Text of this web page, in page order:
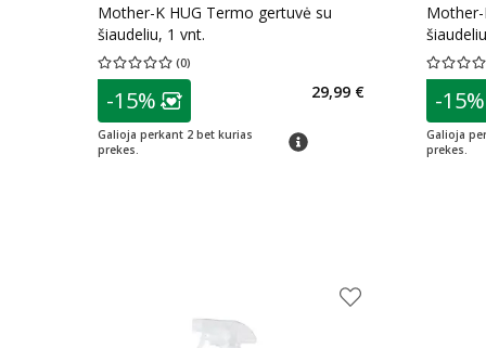
Mother-K HUG Termo gertuvė su
šiaudeliu, 1 vnt.
(0)
Vidutinis įvertinimas 0.00
patarimas
Lojalumo klubo narių nuolaida:
-15%
Galioja perkant 2 bet kurias
prekes.
patarimas
29,99 €
Vidutinis
-15%
Galioja
prekes.